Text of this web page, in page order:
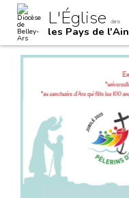
contenu.
Outils
personnels
L'Église dans
les Pays de l'Ain